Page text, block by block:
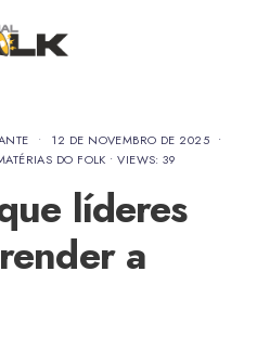
• 12 DE NOVEMBRO DE 2025 •
DO FOLK •VIEWS: 39
líderes
a